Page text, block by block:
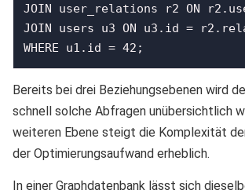
JOIN user_relations r2 ON
JOIN users u3 ON u3.id =
WHERE u1.id = 42;
Bereits bei drei Beziehungsebenen wird
schnell solche Abfragen unübersichtlich
weiteren Ebene steigt die Komplexität
der Optimierungsaufwand erheblich.
In einer Graphdatenbank lässt sich